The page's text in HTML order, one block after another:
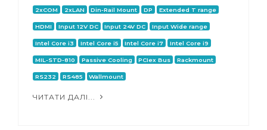
2xCOM 2xLAN Din-Rail Mount DP Extended T range
HDMI Input 12V DC Input 24V DC Input Wide range
Intel Core i3 Intel Core i5 Intel Core i7 Intel Core i9
MIL-STD-810 Passive Cooling PCIex Bus Rackmount
RS232 RS485 Wallmount
ЧИТАТИ ДАЛІ...